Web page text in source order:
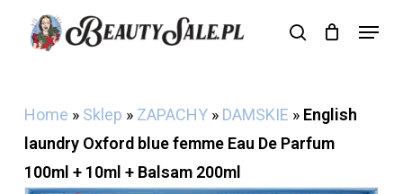
search
Menu
Cart Close
Home » Sklep » ZAPACHY» DAMSKIE » English
laundry Oxford blue femme Eau De Parfum
100ml + 10ml + Balsam 200ml